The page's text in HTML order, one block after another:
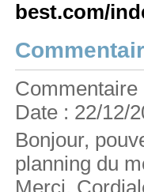
best.com/
Date : 22/12/
Bonjour,
planning du
Merci.